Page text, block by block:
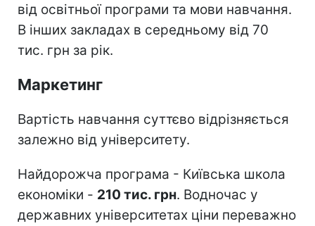
від освітньої програми та мови навчання.
В інших закладах в середньому від 70
тис. грн за рік.
Маркетинг
Вартість навчання суттєво відрізняється
залежно від університету.
Найдорожча програма - Київська школа
економіки - 210 тис. грн. Водночас у
державних університетах ціни переважно